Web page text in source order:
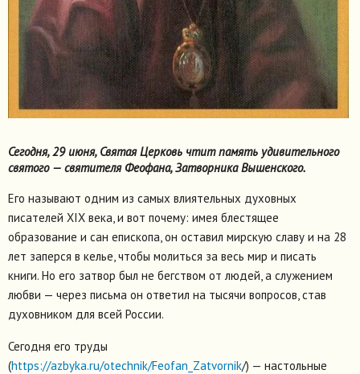
Сегодня, 29 июня, Святая Церковь чтит память удивительного
святого — святителя Феофана, Затворника Вышенского.
Его называют одним из самых влиятельных духовных
писателей XIX века, и вот почему: имея блестящее
образование и сан епископа, он оставил мирскую славу и на 28
лет заперся в келье, чтобы молиться за весь мир и писать
книги. Но его затвор был не бегством от людей, а служением
любви — через письма он ответил на тысячи вопросов, став
духовником для всей России.
Сегодня его труды
(https://azbyka.ru/otechnik/Feofan_Zatvornik/) — настольные